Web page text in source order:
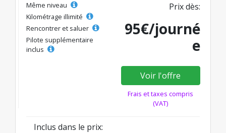
Même niveau
Kilométrage illimité
Rencontrer et saluer
Pilote supplémentaire
inclus
Prix dès:
95€/journé
e
Voir l'offre
Frais et taxes compris
(VAT)
Inclus dans le prix: